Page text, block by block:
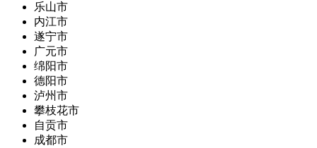
乐山市
内江市
遂宁市
广元市
绵阳市
德阳市
泸州市
攀枝花市
自贡市
成都市